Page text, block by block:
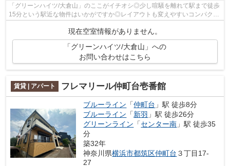
「グリーンハイツ/大倉山」のここがイチオシ◎少し喧騒を離れて駅まで徒歩
15分という駅近な物件はいかがですか◎レイアウトも変えやすいコンパクト
な間取りのアパートです◎多額になる初...
現在空室情報がありません。
「グリーンハイツ/大倉山」への
お問い合わせはこちら
賃貸 | アパート フレマリール仲町台壱番館
ブルーライン 「仲町台 」駅 徒歩8分
ブルーライン 「新羽 」駅 徒歩26分
グリーンライン 「センター南 」駅 徒歩35
分
築32年
神奈川県横浜市都筑区仲町台 ３丁目17-
27